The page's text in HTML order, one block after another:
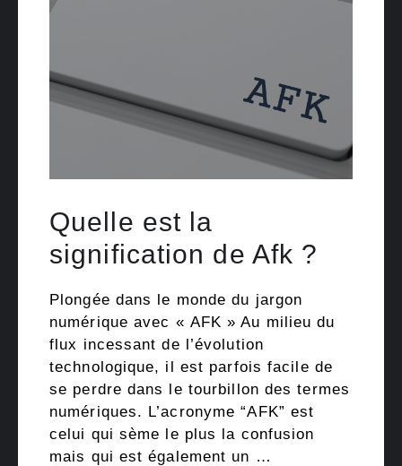
Quelle est la
signification de Afk ?
Plongée dans le monde du jargon
numérique avec « AFK » Au milieu du
flux incessant de l’évolution
technologique, il est parfois facile de
se perdre dans le tourbillon des termes
numériques. L’acronyme “AFK” est
celui qui sème le plus la confusion
mais qui est également un …